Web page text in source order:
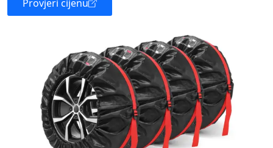
Provjeri cijenu